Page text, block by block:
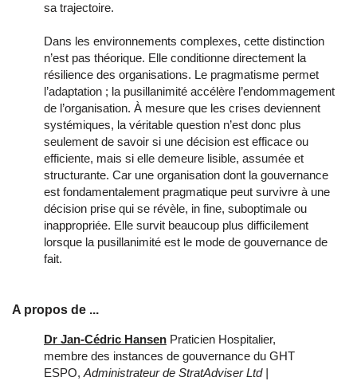
sa trajectoire.
Dans les environnements complexes, cette distinction
n’est pas théorique. Elle conditionne directement la
résilience des organisations. Le pragmatisme permet
l’adaptation ; la pusillanimité accélère l’endommagement
de l’organisation. À mesure que les crises deviennent
systémiques, la véritable question n’est donc plus
seulement de savoir si une décision est efficace ou
efficiente, mais si elle demeure lisible, assumée et
structurante. Car une organisation dont la gouvernance
est fondamentalement pragmatique peut survivre à une
décision prise qui se révèle, in fine, suboptimale ou
inappropriée. Elle survit beaucoup plus difficilement
lorsque la pusillanimité est le mode de gouvernance de
fait.
A propos de ...
Dr Jan-Cédric Hansen Praticien Hospitalier,
membre des instances de gouvernance du GHT
ESPO, Administrateur de StratAdviser Ltd |